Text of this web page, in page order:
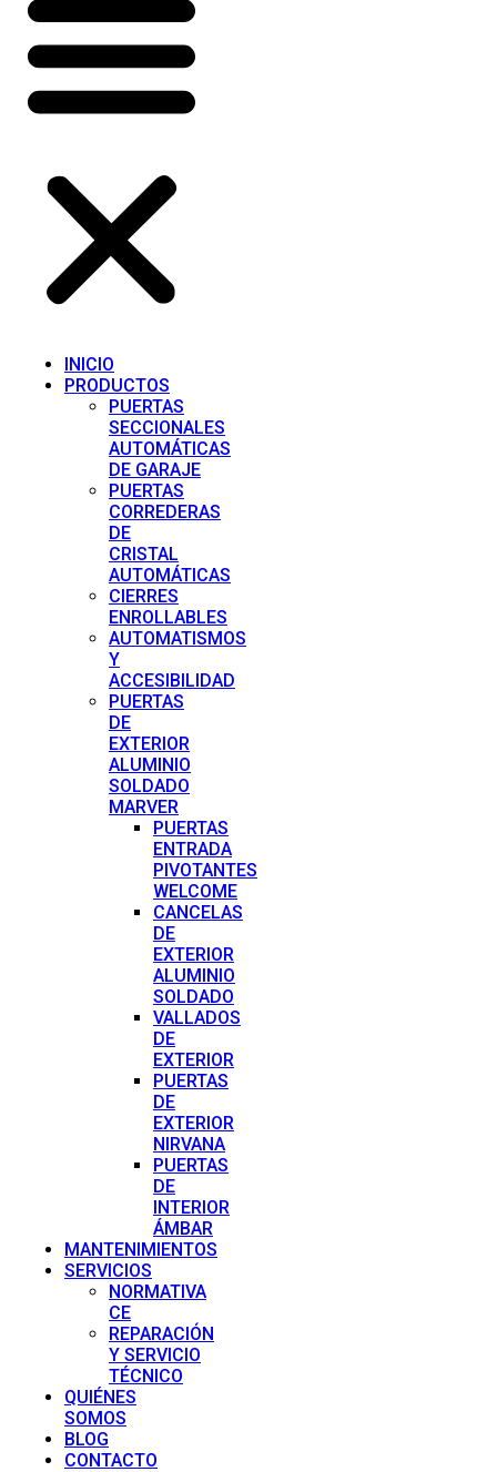
INICIO
PRODUCTOS
PUERTAS
SECCIONALES
AUTOMÁTICAS
DE GARAJE
PUERTAS
CORREDERAS
DE
CRISTAL
AUTOMÁTICAS
CIERRES
ENROLLABLES
AUTOMATISMOS
Y
ACCESIBILIDAD
PUERTAS
DE
EXTERIOR
ALUMINIO
SOLDADO
MARVER
PUERTAS
ENTRADA
PIVOTANTES
WELCOME
CANCELAS
DE
EXTERIOR
ALUMINIO
SOLDADO
VALLADOS
DE
EXTERIOR
PUERTAS
DE
EXTERIOR
NIRVANA
PUERTAS
DE
INTERIOR
ÁMBAR
MANTENIMIENTOS
SERVICIOS
NORMATIVA
CE
REPARACIÓN
Y SERVICIO
TÉCNICO
QUIÉNES
SOMOS
BLOG
CONTACTO